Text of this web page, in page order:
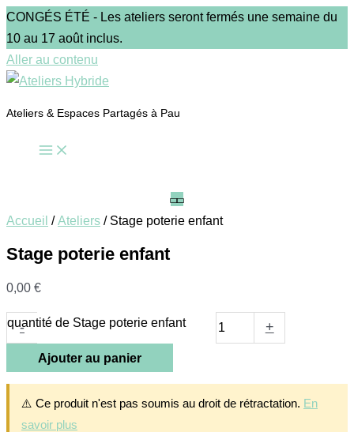
CONGÉS ÉTÉ - Les ateliers seront fermés une semaine du
10 au 17 août inclus.
Aller au contenu
Ateliers & Espaces Partagés à Pau
Accueil /Ateliers / Stage poterie enfant
Stage poterie enfant
0,00 €
-
quantité de Stage poterie enfant +
Ajouter au panier
⚠️ Ce produit n'est pas soumis au droit de rétractation. En
savoir plus